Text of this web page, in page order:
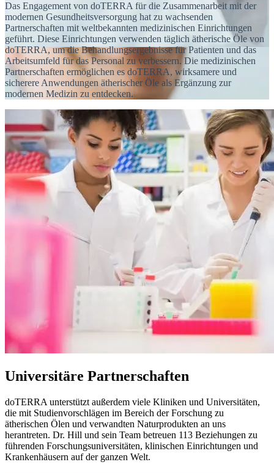
Das Engagement von doTERRA für die Zusammenarbeit mit der
modernen Gesundheitsversorgung hat zu wachsenden
Partnerschaften mit weltbekannten medizinischen Einrichtungen
geführt. Diese Einrichtungen verwenden täglich ätherische Öle von
doTERRA, um die Behandlungsergebnisse für Patienten und das
Arbeitsumfeld für das Personal zu verbessern. Die medizinischen
Partnerschaften ermöglichen es doTERRA, wirksamere und
sicherere Anwendungen ätherischer Öle als Ergänzung zur
modernen Medizin zu entdecken.
Universitäre Partnerschaften
doTERRA unterstützt außerdem viele Kliniken und Universitäten,
die mit Studienvorschlägen im Bereich der Forschung zu
ätherischen Ölen und verwandten Naturprodukten an uns
herantreten. Dr. Hill und sein Team betreuen 113 Beziehungen zu
führenden Forschungsuniversitäten, klinischen Einrichtungen und
Krankenhäusern auf der ganzen Welt.